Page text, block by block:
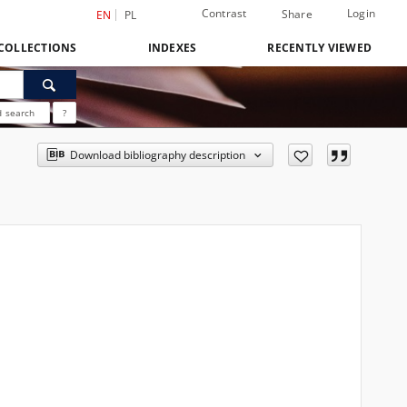
EN PL Contrast Share Login
INDEXES RECENTLY VIEWED
search ?
Download bibliography description